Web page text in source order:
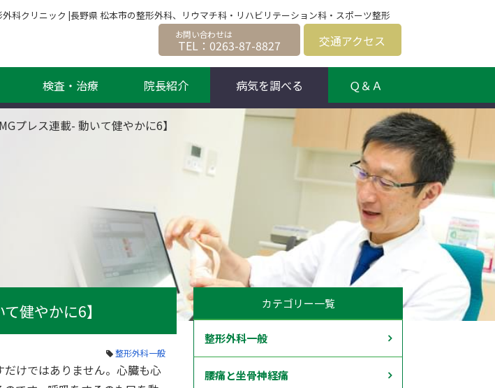
科クリニック |長野県 松本市の整形外科、リウマチ科・リハビリテーション科・スポーツ整形
TEL：0263-87-8827 交通アクセス
検査・治療 院長紹介 病気を調べる Ｑ＆Ａ
プレス連載- 動いて健やかに6】
健やかに6】
整形外科一般
けではありません。心臓も心
カテゴリー一覧
整形外科一般
腰痛と坐骨神経痛